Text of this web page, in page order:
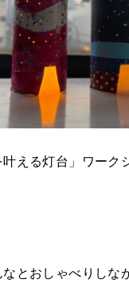
叶える灯台」ワーク
とおしゃべりしな